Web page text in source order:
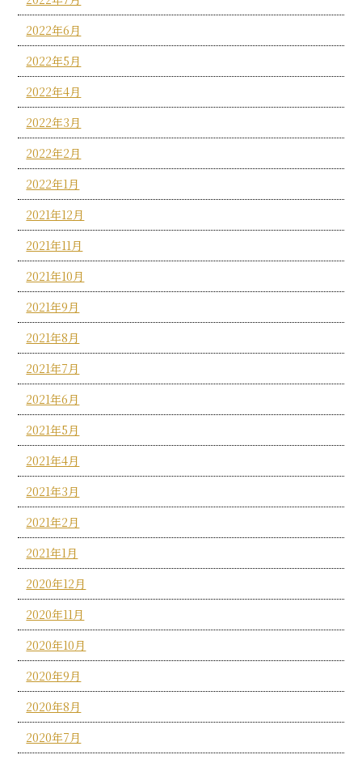
2022年6月
2022年5月
2022年4月
2022年3月
2022年2月
2022年1月
2021年12月
2021年11月
2021年10月
2021年9月
2021年8月
2021年7月
2021年6月
2021年5月
2021年4月
2021年3月
2021年2月
2021年1月
2020年12月
2020年11月
2020年10月
2020年9月
2020年8月
2020年7月